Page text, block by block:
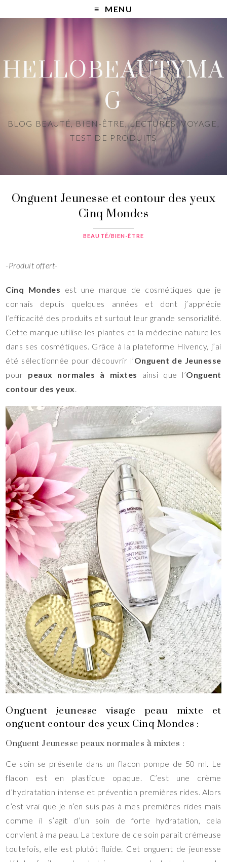
MENU
HELLOBEAUTYMA
G
BLOG BEAUTÉ, BIEN-ÊTRE, LECTURES, VOYAGE,
TEST DE PRODUITS
Onguent Jeunesse et contour des yeux
Cinq Mondes
BEAUTÉ/BIEN-ÊTRE
-Produit offert-
Cinq Mondes est une marque de cosmétiques que je
connais depuis quelques années et dont j’apprécie
l’efficacité des produits et surtout leur grande sensorialité.
Cette marque utilise les plantes et la médecine naturelles
dans ses cosmétiques. Grâce à la plateforme Hivency, j’ai
été sélectionnée pour découvrir l’Onguent de Jeunesse
pour peaux normales à mixtes ainsi que l’Onguent
contour des yeux.
Onguent jeunesse visage peau mixte et
onguent contour des yeux Cinq Mondes :
Onguent Jeunesse peaux normales à mixtes :
Ce soin se présente dans un flacon pompe de 50 ml. Le
flacon est en plastique opaque. C’est une crème
d’hydratation intense et prévention premières rides. Alors
c’est vrai que je n’en suis pas à mes premières rides mais
comme il s’agit d’un soin de forte hydratation, cela
convient à ma peau. La texture de ce soin parait crémeuse
toutefois, elle est plutôt fluide. Cet onguent de jeunesse